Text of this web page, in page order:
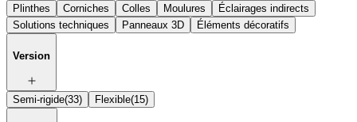
Plinthes Corniches Colles Moulures
Éclairages indirects
Solutions techniques
Panneaux 3D Éléments décoratifs
Version
Semi-rigide(33) Flexible(15)